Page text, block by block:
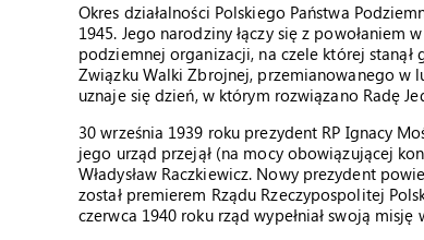
Okres działalności Polskiego Państwa
1945. Jego narodziny łączy się z powołaniem
podziemnej organizacji, na czele której stanął
Związku Walki Zbrojnej, przemianowanego w
uznaje się dzień, w którym rozwiązano Radę
30 września 1939 roku prezydent RP Ignacy
jego urząd przejął (na mocy obowiązującej
Władysław Raczkiewicz. Nowy prezydent
został premierem Rządu Rzeczypospolitej
czerwca 1940 roku rząd wypełniał swoją